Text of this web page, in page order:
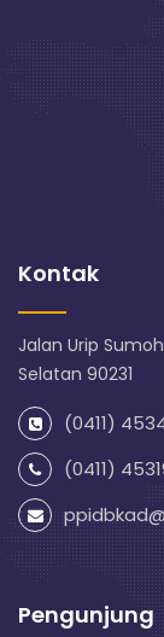
Kontak
Jalan Urip
Selatan 90231
(0411)
(0411)
Pengunjung